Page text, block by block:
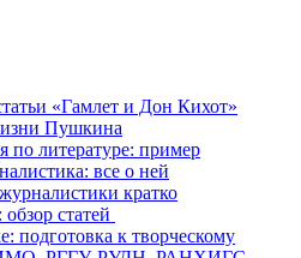
«Гамлет и Дон Кихот»
Пушкина
по литературе: пример
все о ней
кратко
статей
подготовка к творческому